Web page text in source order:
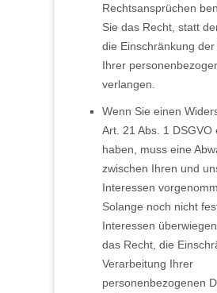
Rechtsansprüchen
Sie das Recht, statt
die Einschränkung
Ihrer
verlangen.
Wenn Sie einen
Art. 21 Abs. 1 DSGVO
haben, muss eine
zwischen Ihren und
Interessen
Solange noch nicht
Interessen
das Recht, die
Verarbeitung Ihrer
personenbezogenen